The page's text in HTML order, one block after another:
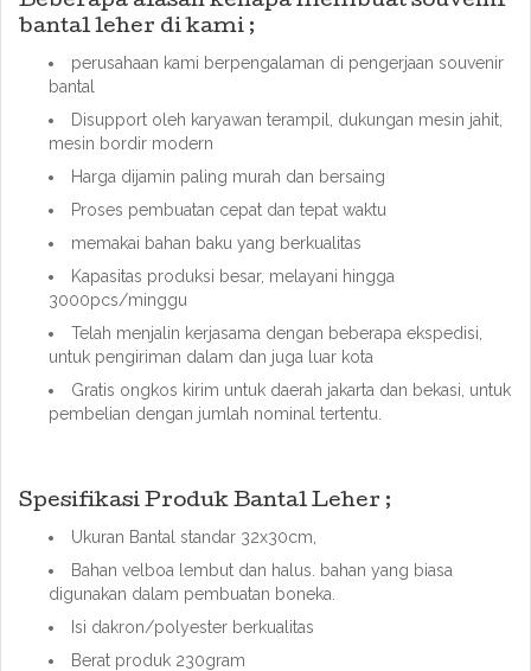
bantal leher di kami ;
perusahaan kami berpengalaman di pengerjaan souvenir
bantal
Disupport oleh karyawan terampil, dukungan mesin jahit,
mesin bordir modern
Harga dijamin paling murah dan bersaing
Proses pembuatan cepat dan tepat waktu
memakai bahan baku yang berkualitas
Kapasitas produksi besar, melayani hingga
3000pcs/minggu
Telah menjalin kerjasama dengan beberapa ekspedisi,
untuk pengiriman dalam dan juga luar kota
Gratis ongkos kirim untuk daerah jakarta dan bekasi, untuk
pembelian dengan jumlah nominal tertentu.
Spesifikasi Produk Bantal Leher ;
Ukuran Bantal standar 32x30cm,
Bahan velboa lembut dan halus. bahan yang biasa
digunakan dalam pembuatan boneka.
Isi dakron/polyester berkualitas
Berat produk 230gram